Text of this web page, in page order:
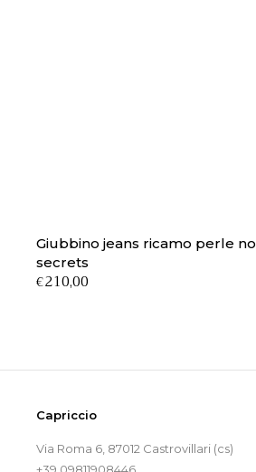
Giubbino jeans ricamo perle no
secrets
€210,00
Capriccio
Via Roma 6, 87012 Castrovillari (cs)